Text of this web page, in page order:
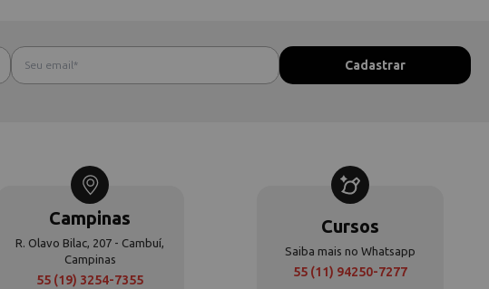
Campinas
R. Olavo Bilac, 207 - Cambuí,
Campinas
55 (19) 3254-7355
Cursos
Saiba mais no Whatsapp
55 (11) 94250-7277